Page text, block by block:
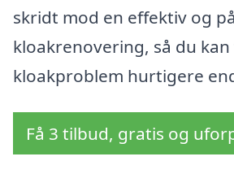
skridt mod en effektiv og
kloakrenovering, så du
kloakproblem hurtigere
Få 3 tilbud, gratis og